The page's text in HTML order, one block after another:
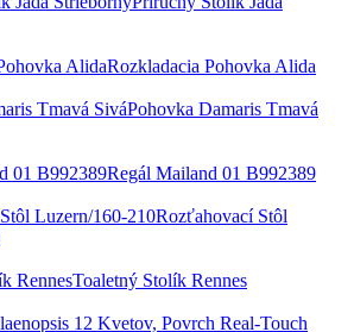
Rozkladacia Pohovka Alida
Pohovka Damaris Tmavá
Regál Mailand 01 B992389
Rozťahovací Stôl
Toaletný Stolík Rennes